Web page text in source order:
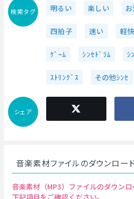
検索タグ 明るい 楽しい
四拍子 速い 軽快
ｹﾞｰﾑ ｼﾝｾﾄﾞﾗﾑ ｼ
ｽﾄﾘﾝｸﾞｽ その他ｼﾝｾ
シェア
音楽素材ファイルのダウンロー
音楽素材（MP3）ファイルのダウン
下記項目をご確認ください。